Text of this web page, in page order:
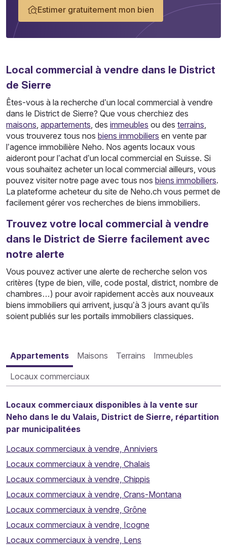
Estimer gratuitement mon bien
Local commercial à vendre dans le District
de Sierre
Êtes-vous à la recherche d’un local commercial à vendre
dans le District de Sierre? Que vous cherchiez des
maisons, appartements, des immeubles ou des terrains,
vous trouverez tous nos biens immobiliers en vente par
l’agence immobilière Neho. Nos agents locaux vous
aideront pour l’achat d’un local commercial en Suisse. Si
vous souhaitez acheter un local commercial ailleurs, vous
pouvez visiter notre page avec tous nos biens immobiliers.
La plateforme acheteur du site de Neho.ch vous permet de
facilement gérer vos recherches de biens immobiliers.
Trouvez votre local commercial à vendre
dans le District de Sierre facilement avec
notre alerte
Vous pouvez activer une alerte de recherche selon vos
critères (type de bien, ville, code postal, district, nombre de
chambres…) pour avoir rapidement accès aux nouveaux
biens immobiliers qui arrivent, jusqu’à 3 jours avant qu’ils
soient publiés sur les portails immobiliers classiques.
Appartements Maisons Terrains Immeubles
Locaux commerciaux
Locaux commerciaux disponibles à la vente sur
Neho dans le du Valais, District de Sierre, répartition
par municipalitées
Locaux commerciaux à vendre, Anniviers
Locaux commerciaux à vendre, Chalais
Locaux commerciaux à vendre, Chippis
Locaux commerciaux à vendre, Crans-Montana
Locaux commerciaux à vendre, Grône
Locaux commerciaux à vendre, Icogne
Locaux commerciaux à vendre, Lens